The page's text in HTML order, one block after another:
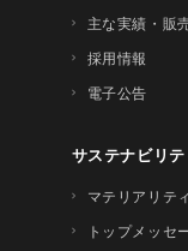
主な実績・販
採用情報
電子公告
サステナビリテ
マテリアリティ
トップメッセ